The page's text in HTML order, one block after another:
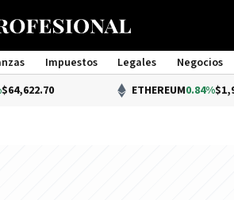
Impuestos Legales Negocios
Management
ETHEREUM0.84%$1,913.69